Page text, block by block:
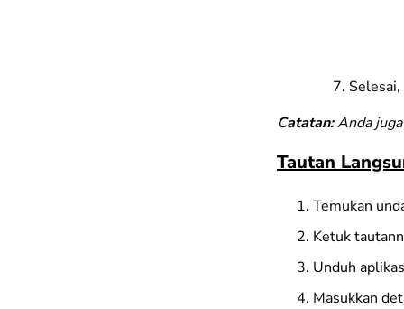
Catatan:Anda
Tautan
Temukan
Ketuk
Unduh
Masukkan